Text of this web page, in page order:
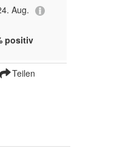
Aug.
positiv
Teilen